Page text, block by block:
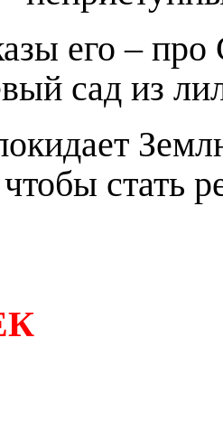
его – про
сад из
стать